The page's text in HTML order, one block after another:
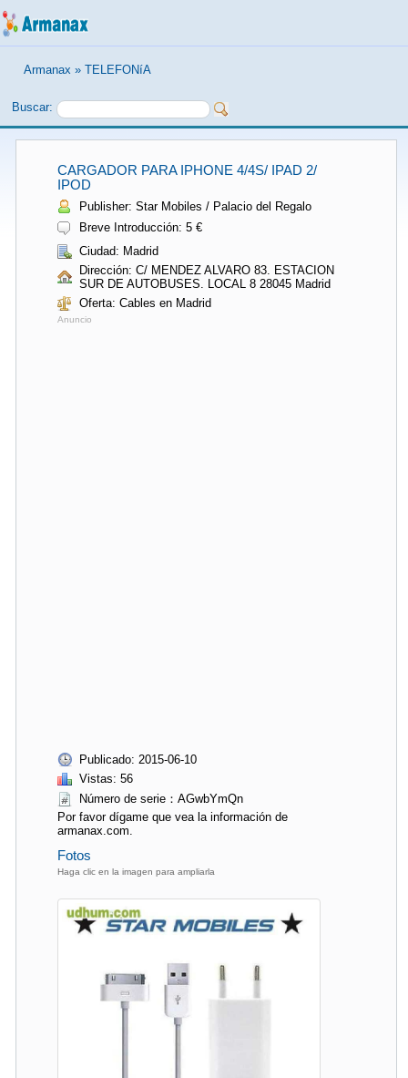
Armanax » TELEFONíA
Buscar:
CARGADOR PARA IPHONE 4/4S/ IPAD 2/
IPOD
Publisher: Star Mobiles / Palacio del Regalo
Breve Introducción: 5 €
Ciudad: Madrid
Dirección: C/ MENDEZ ALVARO 83. ESTACION
SUR DE AUTOBUSES. LOCAL 8 28045 Madrid
Oferta: Cables en Madrid
Anuncio
Publicado: 2015-06-10
Vistas: 56
Número de serie：AGwbYmQn
Por favor dígame que vea la información de
armanax.com.
Fotos
Haga clic en la imagen para ampliarla